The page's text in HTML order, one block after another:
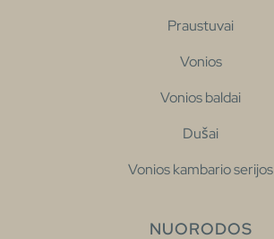
Praustuvai
Vonios
Vonios baldai
Dušai
Vonios kambario serijos
NUORODOS